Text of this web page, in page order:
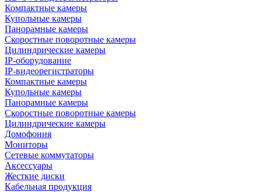
Компактные камеры
Купольные камеры
Панорамные камеры
Скоростные поворотные камеры
Цилиндрические камеры
IP-оборудование
IP-видеорегистраторы
Компактные камеры
Купольные камеры
Панорамные камеры
Скоростные поворотные камеры
Цилиндрические камеры
Домофония
Мониторы
Сетевые коммутаторы
Аксессуары
Жесткие диски
Кабельная продукция